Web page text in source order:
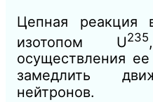
Цепная реакция
изотопом U235
осуществления
замедлить
нейтронов.